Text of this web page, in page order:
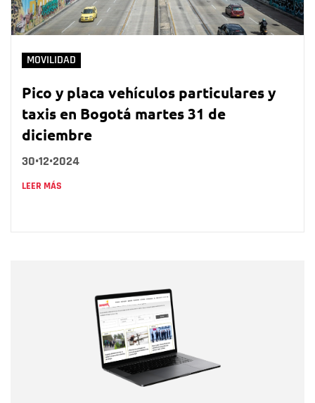
MOVILIDAD
Pico y placa vehículos particulares y
taxis en Bogotá martes 31 de
diciembre
30•12•2024
LEER MÁS
Correo electrónico
Tipo de comentario